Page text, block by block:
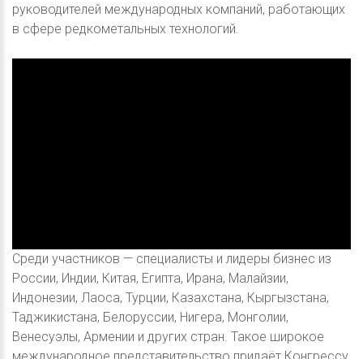
руководителей международных компаний, работающих
в сфере редкометальных технологий.
Среди участников — специалисты и лидеры бизнес из
России, Индии, Китая, Египта, Ирана, Малайзии,
Индонезии, Лаоса, Турции, Казахстана, Кыргызстана,
Таджикистана, Белоруссии, Нигера, Монголии,
Венесуэлы, Армении и других стран. Такое широкое